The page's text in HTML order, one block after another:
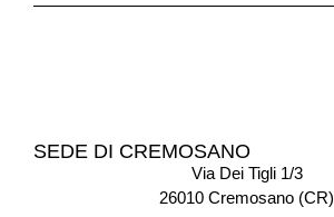
SEDE DI CREMOSANO
Via Dei Tigli 1/3
26010 Cremosano (CR)